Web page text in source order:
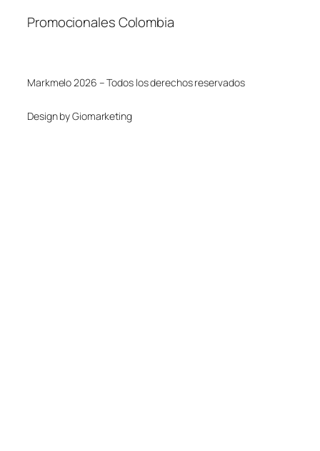
Promocionales Colombia
Markmelo 2026 – Todos los derechos reservados
Design by Giomarketing